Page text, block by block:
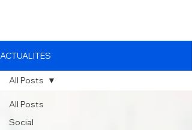
ACTUALITES
All Posts
Social
All Posts